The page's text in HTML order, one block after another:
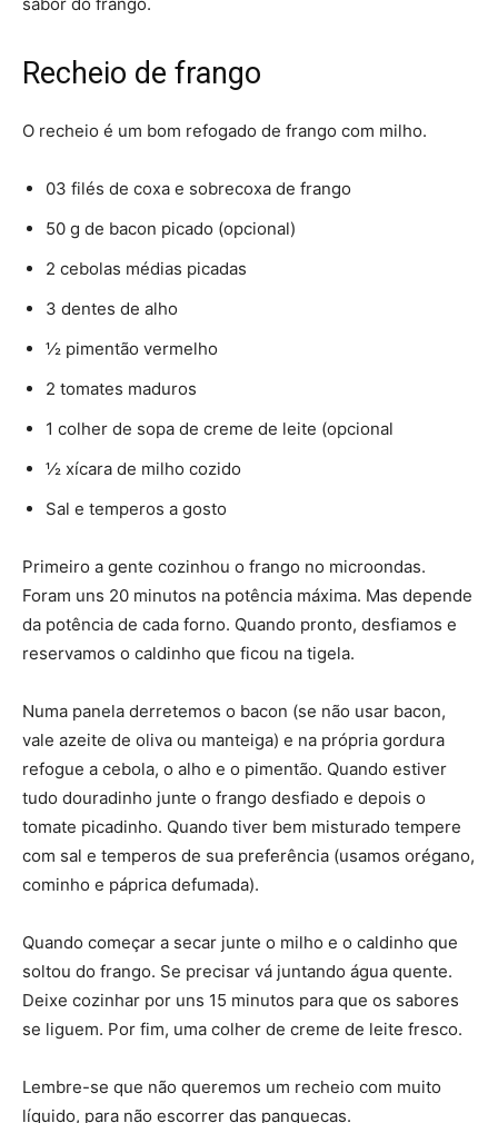
sabor do frango.
Recheio de frango
O recheio é um bom refogado de frango com milho.
03 filés de coxa e sobrecoxa de frango
50 g de bacon picado (opcional)
2 cebolas médias picadas
3 dentes de alho
½ pimentão vermelho
2 tomates maduros
1 colher de sopa de creme de leite (opcional
½ xícara de milho cozido
Sal e temperos a gosto
Primeiro a gente cozinhou o frango no microondas.
Foram uns 20 minutos na potência máxima. Mas depende
da potência de cada forno. Quando pronto, desfiamos e
reservamos o caldinho que ficou na tigela.
Numa panela derretemos o bacon (se não usar bacon,
vale azeite de oliva ou manteiga) e na própria gordura
refogue a cebola, o alho e o pimentão. Quando estiver
tudo douradinho junte o frango desfiado e depois o
tomate picadinho. Quando tiver bem misturado tempere
com sal e temperos de sua preferência (usamos orégano,
cominho e páprica defumada).
Quando começar a secar junte o milho e o caldinho que
soltou do frango. Se precisar vá juntando água quente.
Deixe cozinhar por uns 15 minutos para que os sabores
se liguem. Por fim, uma colher de creme de leite fresco.
Lembre-se que não queremos um recheio com muito
líquido, para não escorrer das panquecas.